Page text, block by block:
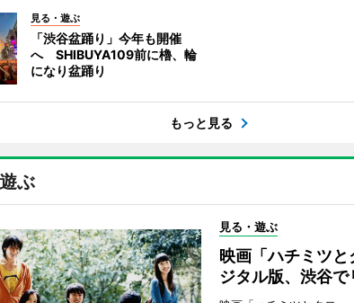
見る・遊ぶ
「渋谷盆踊り」今年も開催
へ SHIBUYA109前に櫓、輪
になり盆踊り
もっと見る
ぶ
見る・遊ぶ
映画「ハチミツ
ジタル版、渋谷